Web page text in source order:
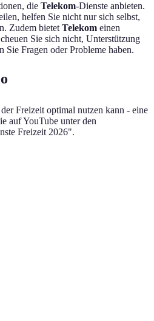
die Telekom-Dienste anbieten.
helfen Sie nicht nur sich selbst,
Zudem bietet Telekom einen
Sie sich nicht, Unterstützung
Sie Fragen oder Probleme haben.
Freizeit optimal nutzen kann - eine
auf YouTube unter den
Freizeit 2026".